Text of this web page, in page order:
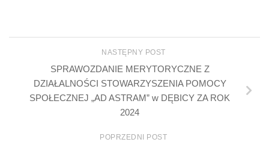
NASTĘPNY POST
SPRAWOZDANIE MERYTORYCZNE Z
DZIAŁALNOŚCI STOWARZYSZENIA POMOCY
SPOŁECZNEJ „AD ASTRAM” w DĘBICY ZA ROK
2024
POPRZEDNI POST